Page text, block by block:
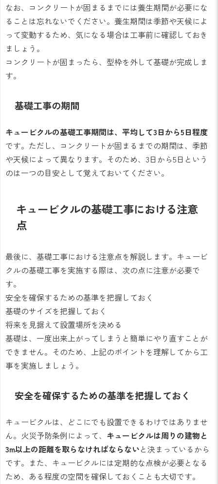
なお、コンクリートが固まるまでには養生期間が必要にな
ることは忘れないでください。養生期間は季節や天候によ
って変動するため、気になる場合は工事前に確認しておき
ましょう。
コンクリートが固まったら、型枠を外して基礎が完成しま
す。
基礎工事の期間
キュービクルの基礎工事期間は、平均して3日から5日程度
です。ただし、コンクリートが固まるまでの期間は、季節
や天候によって異なります。そのため、3日から5日という
のは一つの目安として覚えておいてください。
キュービクルの基礎工事における注意
点
最後に、基礎工事における注意点を解説します。キュービ
クルの基礎工事を実施する際は、次の点に注意が必要で
す。
安全を確保するための基準を把握しておく
基礎のサイズを把握しておく
将来を見据えて設置場所を決める
基礎は、一度出来上がってしまうと簡単にやり直すことが
できません。そのため、上記のポイントを理解してから工
事を実施しましょう。
安全を確保するための基準を把握しておく
キュービクルは、どこにでも設置できるわけではありませ
ん。火災予防条例によって、 キュービクルは周りの建物と
3m以上の距離を取らなければならないと決まっているから
です。また、キュービクルには定期的な点検が必要となる
ため、ある程度の空間を確保しておくことも大切です。